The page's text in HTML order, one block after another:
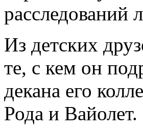
расследований
Из детских
те, с кем он
декана его
Рода и Вайолет.